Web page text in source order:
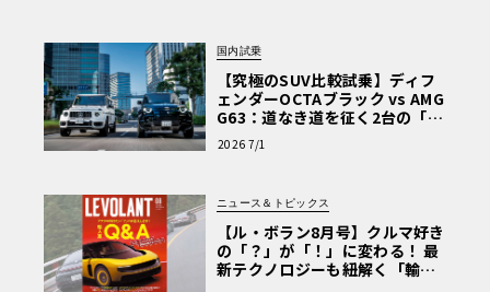
国内試乗
【究極のSUV比較試乗】ディフ
ェンダーOCTAブラック vs AMG
G63：道なき道を征く2台の「対
極的アプローチ」
2026 7/1
ニュース＆トピックス
【ル・ボラン8月号】クルマ好き
の「？」が「！」に変わる！ 最
新テクノロジーも紐解く「輸入